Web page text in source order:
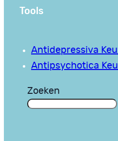
Tools
Antidepressiva
Antipsychotica
Zoeken